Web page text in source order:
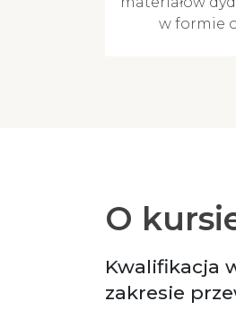
w formie
O
Kwalifikacja
zakresie